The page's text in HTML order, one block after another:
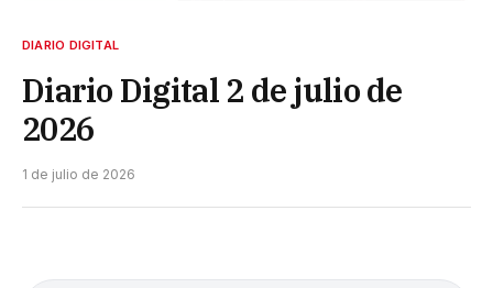
DIARIO DIGITAL
Diario Digital 2 de julio de
2026
1 de julio de 2026